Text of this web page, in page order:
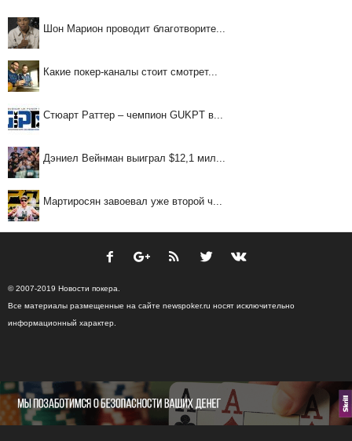
Шон Марион проводит благотворите...
Какие покер-каналы стоит смотрет...
Стюарт Раттер – чемпион GUKPT в...
Дэниел Вейнман выиграл $12,1 мил...
Мартиросян завоевал уже второй ч...
© 2007-2019 Новости покера.
Все материалы размещенные на сайте newspoker.ru носят исключительно
информационный характер.